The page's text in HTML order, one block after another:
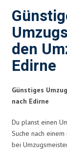
den
Edirne
Günstiges
nach Edirne
Du planst einen
Suche nach
bei